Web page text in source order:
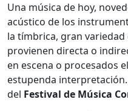
Una música de hoy,
acústico de los
la tímbrica, gran
provienen directa o
en escena o procesados
estupenda
del Festival de Música